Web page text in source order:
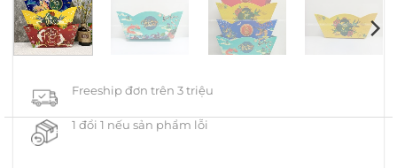
Freeship đơn trên 3 triệu
1 đổi 1 nếu sản phẩm lỗi